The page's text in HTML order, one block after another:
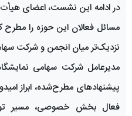
در ادامه این نشست، اعضای
مسائل فعالان این حوزه را
نزدیک‌تر میان انجمن و شرکت
مدیرعامل شرکت سهامی
پیشنهادهای مطرح‌شده، ابراز
فعال بخش خصوصی، مسیر